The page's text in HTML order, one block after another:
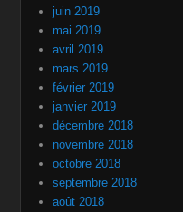
juin 2019
mai 2019
avril 2019
mars 2019
février 2019
janvier 2019
décembre 2018
novembre 2018
octobre 2018
septembre 2018
août 2018